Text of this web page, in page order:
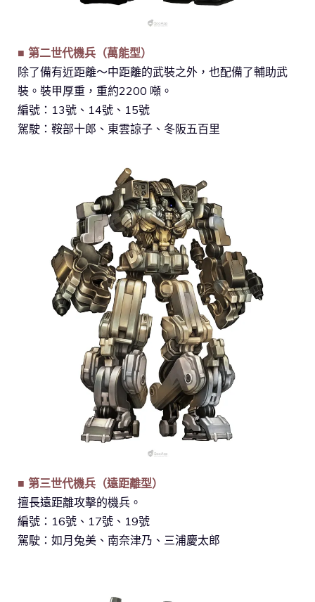
■ 第二世代機兵（萬能型）
除了備有近距離～中距離的武裝之外，也配備了輔助武
裝。裝甲厚重，重約2200 噸。
編號：13號、14號、15號
駕駛：鞍部十郎、東雲諒子、冬阪五百里
■ 第三世代機兵（遠距離型）
擅長遠距離攻擊的機兵。
編號：16號、17號、19號
駕駛：如月兔美、南奈津乃、三浦慶太郎